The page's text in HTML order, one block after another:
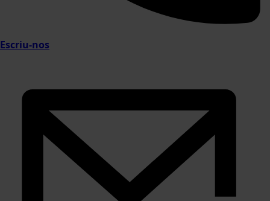
Escriu-nos